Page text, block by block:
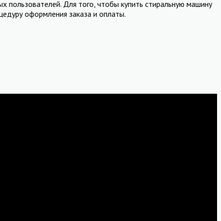
Для того, чтобы купить стиральную машину
оформления заказа и оплаты.